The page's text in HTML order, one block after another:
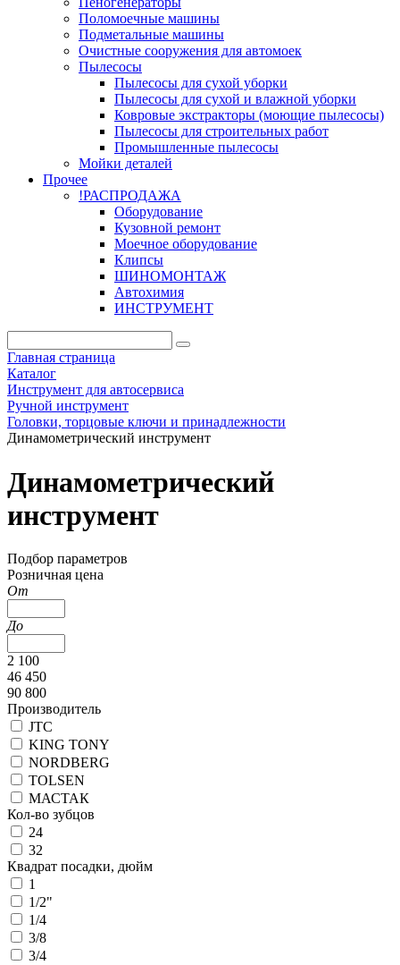
Поломоечные машины
Подметальные машины
Очистные сооружения для автомоек
Пылесосы
Пылесосы для сухой уборки
Пылесосы для сухой и влажной уборки
Ковровые экстракторы (моющие пылесосы)
Пылесосы для строительных работ
Промышленные пылесосы
Мойки деталей
Прочее
!РАСПРОДАЖА
Оборудование
Кузовной ремонт
Моечное оборудование
Клипсы
ШИНОМОНТАЖ
Автохимия
ИНСТРУМЕНТ
Главная страница
Каталог
Инструмент для автосервиса
Ручной инструмент
Головки, торцовые ключи и принадлежности
Динамометрический инструмент
Динамометрический
инструмент
Подбор параметров
Розничная цена
От
До
2 100
46 450
90 800
Производитель
JTC
KING TONY
NORDBERG
TOLSEN
МАСТАК
Кол-во зубцов
24
32
Квадрат посадки, дюйм
1
1/2"
1/4
3/8
3/4